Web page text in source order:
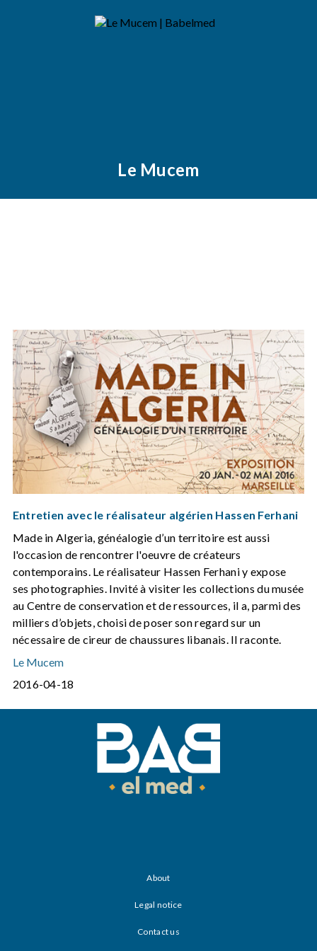
Le Mucem
Entretien avec le réalisateur algérien Hassen Ferhani
Made in Algeria, généalogie d’un territoire est aussi
l'occasion de rencontrer l'oeuvre de créateurs
contemporains. Le réalisateur Hassen Ferhani y expose
ses photographies. Invité à visiter les collections du musée
au Centre de conservation et de ressources, il a, parmi des
milliers d’objets, choisi de poser son regard sur un
nécessaire de cireur de chaussures libanais. Il raconte.
Le Mucem
2016-04-18
About
Legal notice
Contact us